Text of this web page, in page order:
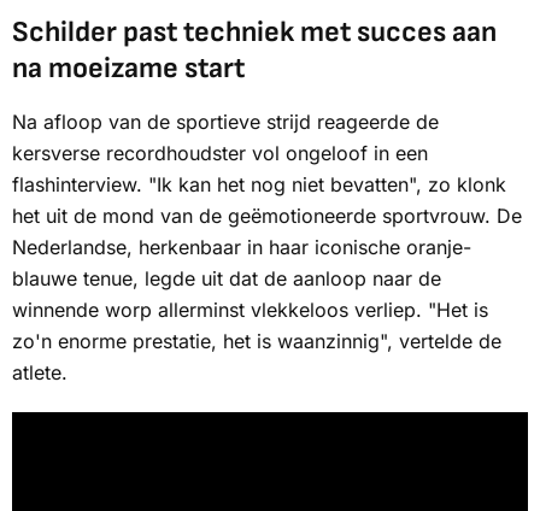
Schilder past techniek met succes aan
na moeizame start
Na afloop van de sportieve strijd reageerde de
kersverse recordhoudster vol ongeloof in een
flashinterview. "Ik kan het nog niet bevatten", zo klonk
het uit de mond van de geëmotioneerde sportvrouw. De
Nederlandse, herkenbaar in haar iconische oranje-
blauwe tenue, legde uit dat de aanloop naar de
winnende worp allerminst vlekkeloos verliep. "Het is
zo'n enorme prestatie, het is waanzinnig", vertelde de
atlete.